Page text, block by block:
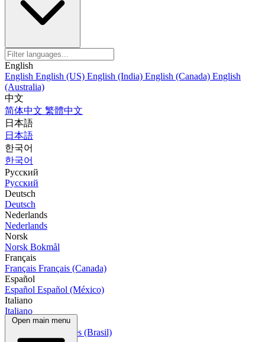
English
English English (US) English (India) English (Canada) English
(Australia)
中文
简体中文 繁體中文
日本語
日本語
한국어
한국어
Русский
Русский
Deutsch
Deutsch
Nederlands
Nederlands
Norsk
Norsk Bokmål
Français
Français Français (Canada)
Español
Español Español (México)
Italiano
Italiano
Português
Português (Brasil)
Open main menu